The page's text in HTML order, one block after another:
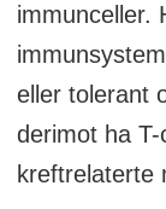
immunceller.
eller tolerant
derimot ha
kreftrelaterte